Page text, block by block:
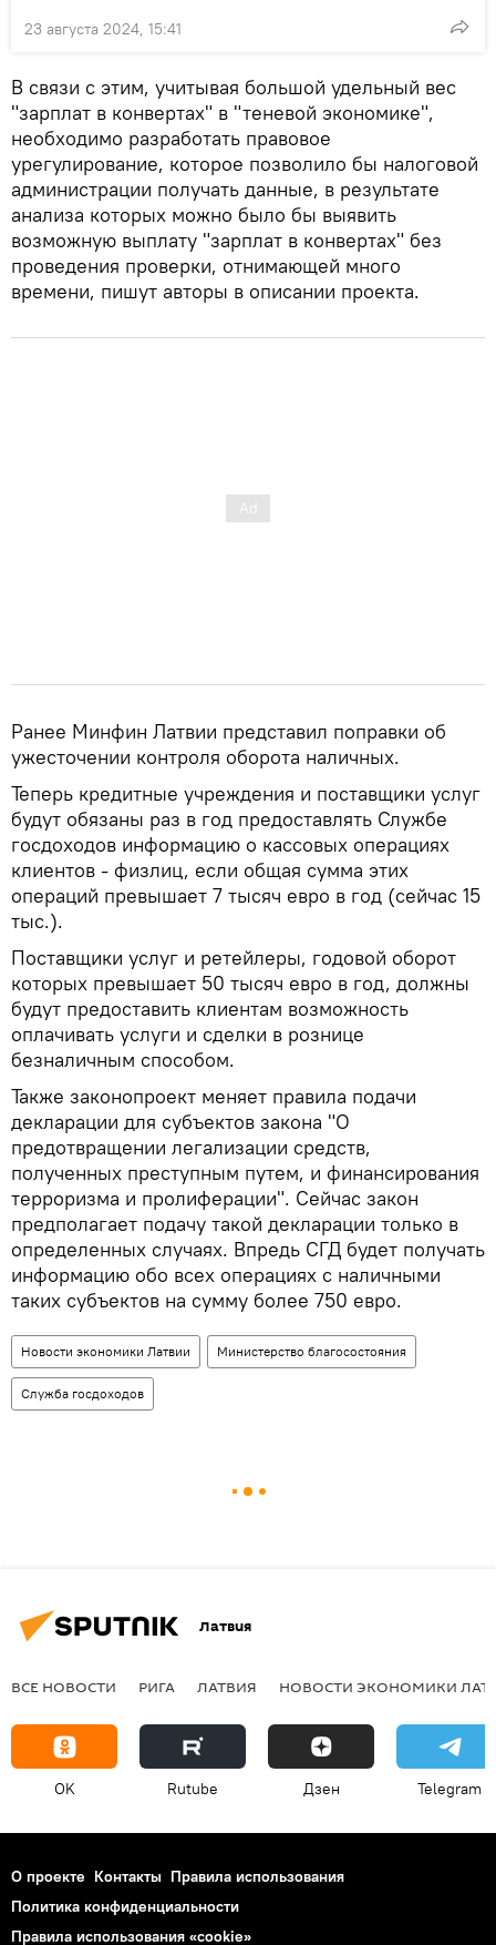
23 августа 2024, 15:41
В связи с этим, учитывая большой удельный вес
"зарплат в конвертах" в "теневой экономике",
необходимо разработать правовое
урегулирование, которое позволило бы налоговой
администрации получать данные, в результате
анализа которых можно было бы выявить
возможную выплату "зарплат в конвертах" без
проведения проверки, отнимающей много
времени, пишут авторы в описании проекта.
Ранее Минфин Латвии представил поправки об
ужесточении контроля оборота наличных.
Теперь кредитные учреждения и поставщики услуг
будут обязаны раз в год предоставлять Службе
госдоходов информацию о кассовых операциях
клиентов - физлиц, если общая сумма этих
операций превышает 7 тысяч евро в год (сейчас 15
тыс.).
Поставщики услуг и ретейлеры, годовой оборот
которых превышает 50 тысяч евро в год, должны
будут предоставить клиентам возможность
оплачивать услуги и сделки в рознице
безналичным способом.
Также законопроект меняет правила подачи
декларации для субъектов закона "О
предотвращении легализации средств,
полученных преступным путем, и финансирования
терроризма и пролиферации". Сейчас закон
предполагает подачу такой декларации только в
определенных случаях. Впредь СГД будет получать
информацию обо всех операциях с наличными
таких субъектов на сумму более 750 евро.
Новости экономики Латвии Министерство благосостояния
Служба госдоходов
Латвия
ВСЕ НОВОСТИ РИГА ЛАТВИЯ НОВОСТИ ЭКОНОМИКИ
OK Rutube Дзен Telegram
О проекте Контакты Правила использования
Политика конфиденциальности
Правила использования «cookie»